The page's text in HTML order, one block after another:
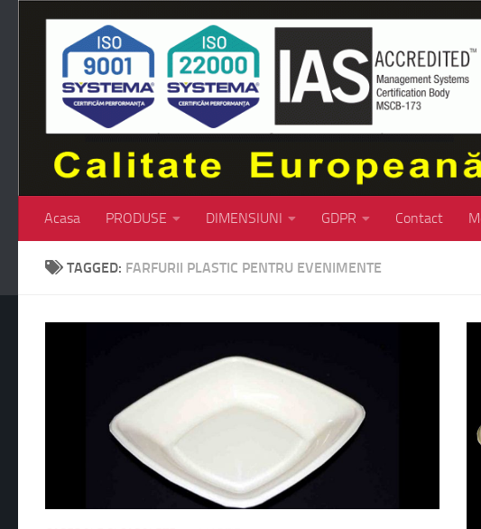
Skip to content
Acasa PRODUSE DIMENSIUNI GDPR Contact
TAGGED: FARFURII PLASTIC PENTRU EVENIMENTE